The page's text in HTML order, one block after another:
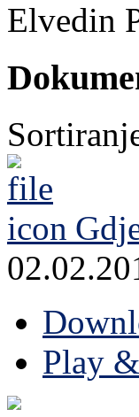
Elvedin
Play